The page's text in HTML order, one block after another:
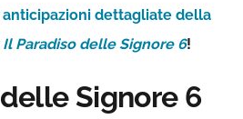
anticipazioni dettagliate della
Il Paradiso delle Signore 6!
Signore 6